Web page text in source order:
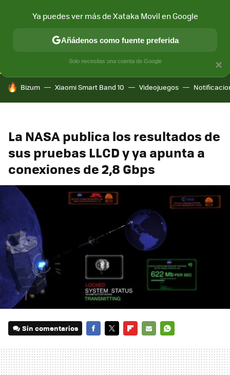
CONECTIVIDAD MÓVIL Y SOCIEDAD APLICACIONES
HOY SE HABLA DE
Bizum Xiaomi Smart Band 10 Videojuegos
La NASA publica los resultados de
sus pruebas LLCD y ya apunta a
conexiones de 2,8 Gbps
Sin comentarios
MAIL
×
Ya puedes ver más de Xataka Movil en Google
Añádenos como fuente preferida
Solo necesitas una cuenta de Google